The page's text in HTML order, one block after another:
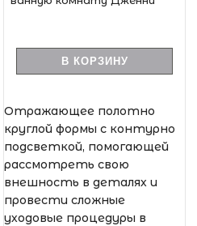
В КОРЗИНУ
Отражающее полотно
круглой формы с контурно
подсветкой, помогающей
рассмотреть свою
внешность в деталях и
провести сложные
уходовые процедуры в